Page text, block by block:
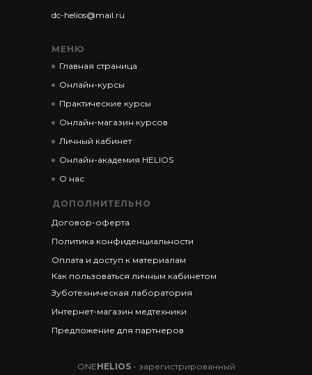
ДОПОЛНИТЕЛЬНО
Договор-оферта
Политика конфиденциальности
Оплата и доступ к материалам
Как пользоваться личным кабинетом
Зуботехническая лаборатория
Интернет-магазин медтехники
Предложение для партнеров
Главная страница
Онлайн-курсы
Практические курсы
Личный кабинет
Онлайн-академия HELIOS
МЕНЮ
dc-helios@mail.ru
Онлайн-магазин курсов
О нас
ONEHELIOS- зарегистрированный